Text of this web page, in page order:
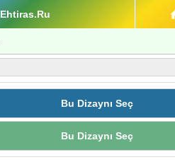
Ehtiras.Ru
Bu Dizaynı Seç
Bu Dizaynı Seç